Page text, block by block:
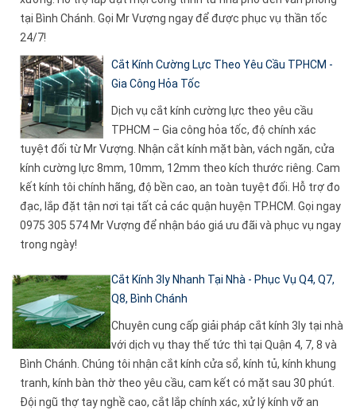
tại Bình Chánh. Gọi Mr Vượng ngay để được phục vụ thần tốc
24/7!
Cắt Kính Cường Lực Theo Yêu Cầu TPHCM -
Gia Công Hỏa Tốc
Dịch vụ cắt kính cường lực theo yêu cầu
TPHCM – Gia công hỏa tốc, độ chính xác
tuyệt đối từ Mr Vượng. Nhận cắt kính mặt bàn, vách ngăn, cửa
kính cường lực 8mm, 10mm, 12mm theo kích thước riêng. Cam
kết kính tôi chính hãng, độ bền cao, an toàn tuyệt đối. Hỗ trợ đo
đạc, lắp đặt tận nơi tại tất cả các quận huyện TP.HCM. Gọi ngay
0975 305 574 Mr Vượng để nhận báo giá ưu đãi và phục vụ ngay
trong ngày!
Cắt Kính 3ly Nhanh Tại Nhà - Phục Vụ Q4, Q7,
Q8, Bình Chánh
Chuyên cung cấp giải pháp cắt kính 3ly tại nhà
với dịch vụ thay thế tức thì tại Quận 4, 7, 8 và
Bình Chánh. Chúng tôi nhận cắt kính cửa sổ, kính tủ, kính khung
tranh, kính bàn thờ theo yêu cầu, cam kết có mặt sau 30 phút.
Đội ngũ thợ tay nghề cao, cắt lắp chính xác, xử lý kính vỡ an